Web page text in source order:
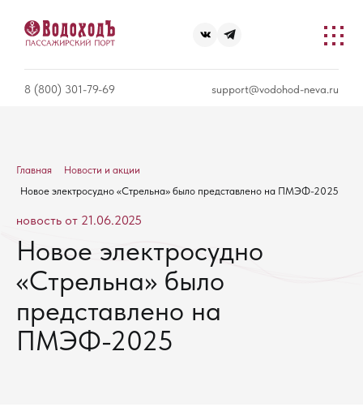
8 (800) 301-79-69 support@vodohod-neva.ru
Главная
Новости и акции
Новое электросудно «Стрельна» было представлено на ПМЭФ-2025
новость от 21.06.2025
Новое электросудно
«Стрельна» было
представлено на
ПМЭФ-2025